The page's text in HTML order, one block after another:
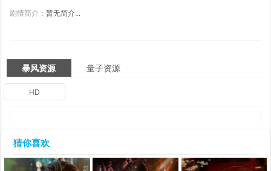
剧情简介： 暂无简介...
暴风资源 量子资源
HD
猜你喜欢